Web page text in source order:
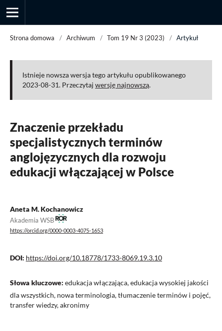
Przegląd Socjologii Jakościowej
Strona domowa / Archiwum / Tom 19 Nr 3 (2023) / Artykuł
Istnieje nowsza wersja tego artykułu opublikowanego
2023-08-31. Przeczytaj wersję najnowszą.
Znaczenie przekładu
specjalistycznych terminów
anglojęzycznych dla rozwoju
edukacji włączającej w Polsce
Aneta M. Kochanowicz
Akademia WSB
https://orcid.org/0000-0003-4075-1653
DOI: https://doi.org/10.18778/1733-8069.19.3.10
Słowa kluczowe: edukacja włączająca, edukacja wysokiej jakości
dla wszystkich, nowa terminologia, tłumaczenie terminów i pojęć,
transfer wiedzy, akronimy